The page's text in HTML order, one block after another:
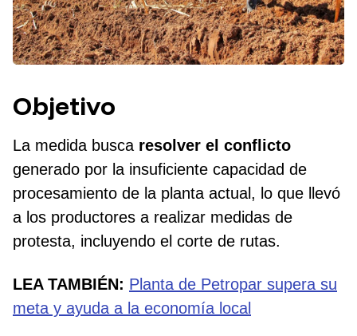
Objetivo
La medida busca resolver el conflicto
generado por la insuficiente capacidad de
procesamiento de la planta actual, lo que llevó
a los productores a realizar medidas de
protesta, incluyendo el corte de rutas.
LEA TAMBIÉN: Planta de Petropar supera su
meta y ayuda a la economía local